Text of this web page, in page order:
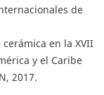
de
en la XVII
y el Caribe
2017.